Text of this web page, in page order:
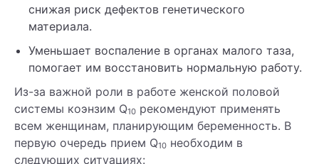
снижая риск дефектов генетического
материала.
Уменьшает воспаление в органах малого таза,
помогает им восстановить нормальную работу.
Из-за важной роли в работе женской половой
системы коэнзим Q10 рекомендуют применять
всем женщинам, планирующим беременность. В
первую очередь прием Q10 необходим в
следующих ситуациях: